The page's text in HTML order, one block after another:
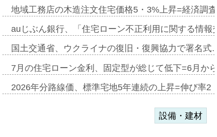
地域工務店の木造注文住宅価格5・3%上昇=経済調
auじぶん銀行、「住宅ローン不正利用に関する情
国土交通省、ウクライナの復旧・復興協力で署名
7月の住宅ローン金利、固定型が総じて低下=6月か
2026年分路線価、標準宅地5年連続の上昇=伸び率
設備・建材